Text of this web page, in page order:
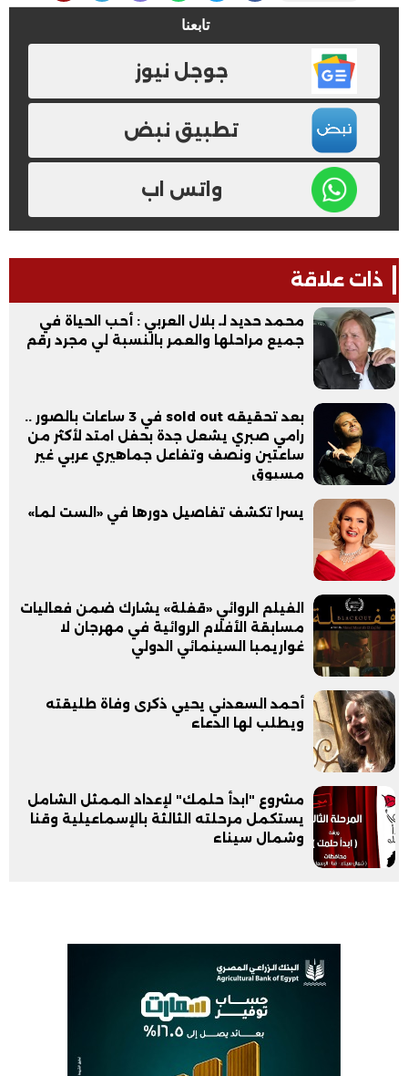
تابعنا
جوجل نيوز
تطبيق نبض
واتس اب
ذات علاقة
محمد حديد لـ بلال العربي : أحب الحياة في
جميع مراحلها والعمر بالنسبة لي مجرد رقم
بعد تحقيقه sold out في 3 ساعات بالصور ..
رامي صبري يشعل جدة بحفل امتد لأكثر من
ساعتين ونصف وتفاعل جماهيري عربي غير
مسبوق
يسرا تكشف تفاصيل دورها في «الست لما»
الفيلم الروائي «قفلة» يشارك ضمن فعاليات
مسابقة الأفلام الروائية في مهرجان لا
غواريمبا السينمائي الدولي
أحمد السعدني يحيي ذكرى وفاة طليقته
ويطلب لها الدعاء
مشروع "ابدأ حلمك" لإعداد الممثل الشامل
يستكمل مرحلته الثالثة بالإسماعيلية وقنا
وشمال سيناء